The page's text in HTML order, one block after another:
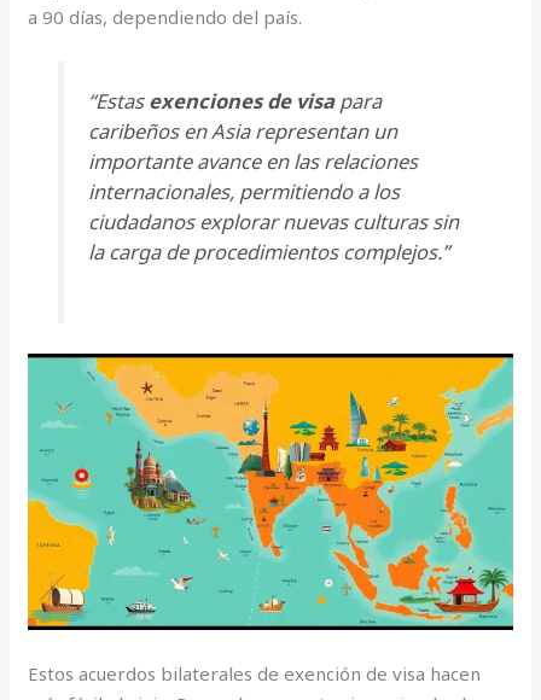
a 90 días, dependiendo del país.
“Estasexenciones de visapara
caribeños en Asia representan un
importante avance en las relaciones
internacionales, permitiendo a los
ciudadanos explorar nuevas culturas sin
la carga de procedimientos complejos.”
Estos acuerdos bilaterales de exención de visa hacen